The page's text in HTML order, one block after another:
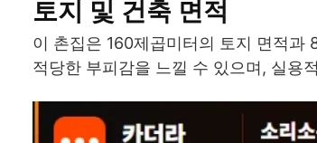
토지 및 건축 면적
이 촌집은 160제곱미터의 토지 면적
적당한 부피감을 느낄 수 있으며, 실용